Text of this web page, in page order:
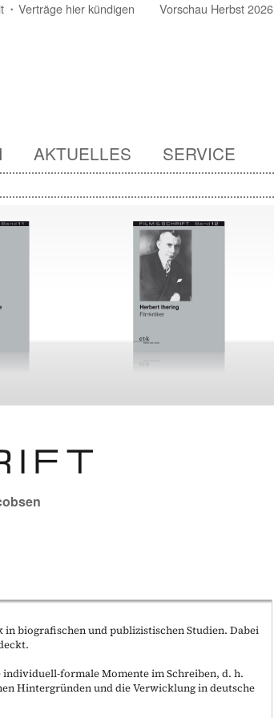
Verträge hier kündigen Vorschau Herbst 2026
AKTUELLES SERVICE
biografischen und publizistischen Studien. Dabei
formale Momente im Schreiben, d. h.
Hintergründen und die Verwicklung in deutsche